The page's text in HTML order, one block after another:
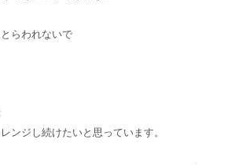
らわれないで
ンジし続けたいと思っています。